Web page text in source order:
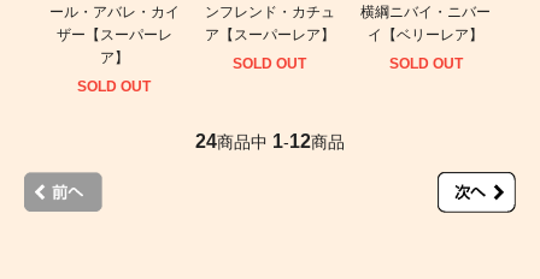
ール・アバレ・カイ
ザー【スーパーレ
ア】
SOLD OUT
ンフレンド・カチュ
ア【スーパーレア】
SOLD OUT
横綱ニバイ・ニバー
イ【ベリーレア】
SOLD OUT
24商品中 1-12商品